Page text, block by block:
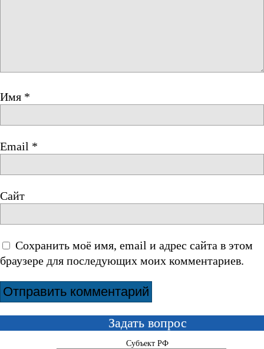
Имя *
Email *
Сайт
Сохранить моё имя, email и адрес сайта в этом
браузере для последующих моих комментариев.
Задать вопрос
Субъект РФ